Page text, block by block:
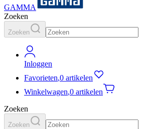
GAMMA
Zoeken
Zoeken
Inloggen
Favorieten,0 artikelen
Winkelwagen,0 artikelen
Zoeken
Zoeken